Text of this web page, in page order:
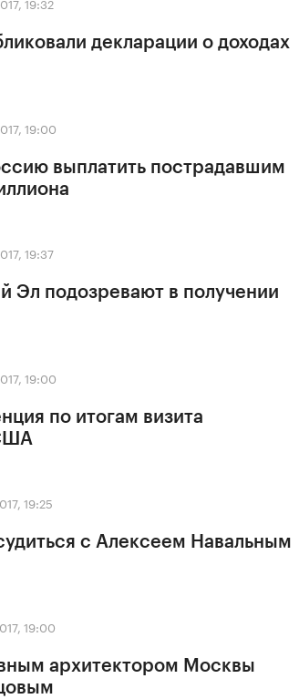
декларации о доходах
19:00
выплатить пострадавшим
19:37
Эл подозревают в получении
19:00
по итогам визита
19:25
с Алексеем Навальным
19:00
архитектором Москвы